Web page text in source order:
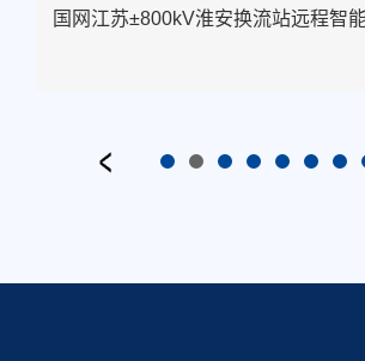
国网江苏±800kV淮安换流站远程智